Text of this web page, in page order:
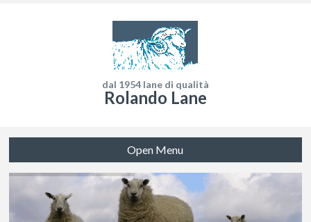
dal 1954 lane di qualità
Rolando Lane
Open Menu